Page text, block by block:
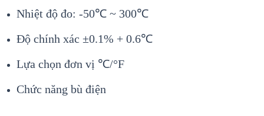
Nhiệt độ đo: -50℃ ~ 300℃
Độ chính xác ±0.1% + 0.6℃
Lựa chọn đơn vị ℃/°F
Chức năng bù điện